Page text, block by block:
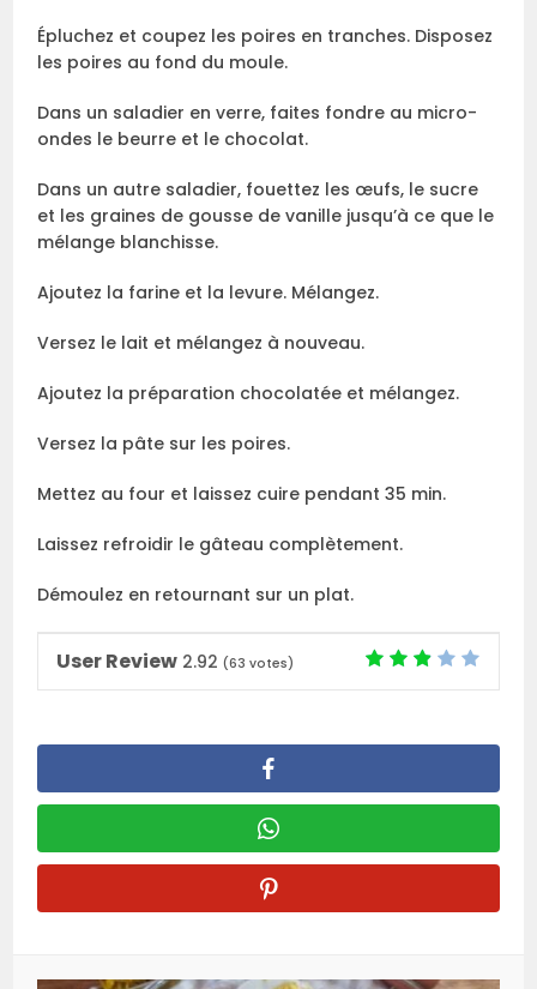
Épluchez et coupez les poires en tranches. Disposez
les poires au fond du moule.
Dans un saladier en verre, faites fondre au micro-
ondes le beurre et le chocolat.
Dans un autre saladier, fouettez les œufs, le sucre
et les graines de gousse de vanille jusqu’à ce que le
mélange blanchisse.
Ajoutez la farine et la levure. Mélangez.
Versez le lait et mélangez à nouveau.
Ajoutez la préparation chocolatée et mélangez.
Versez la pâte sur les poires.
Mettez au four et laissez cuire pendant 35 min.
Laissez refroidir le gâteau complètement.
Démoulez en retournant sur un plat.
User Review 2.92 (63 votes)